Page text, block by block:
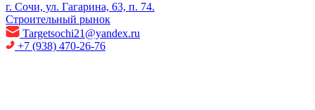
г. Сочи, ул. Гагарина, 63, п. 74.
Строительный рынок
Targetsochi21@yandex.ru
+7 (938) 470-26-76